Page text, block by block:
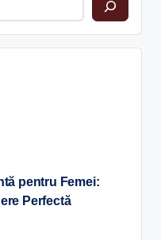
pentru Femei:
Perfectă